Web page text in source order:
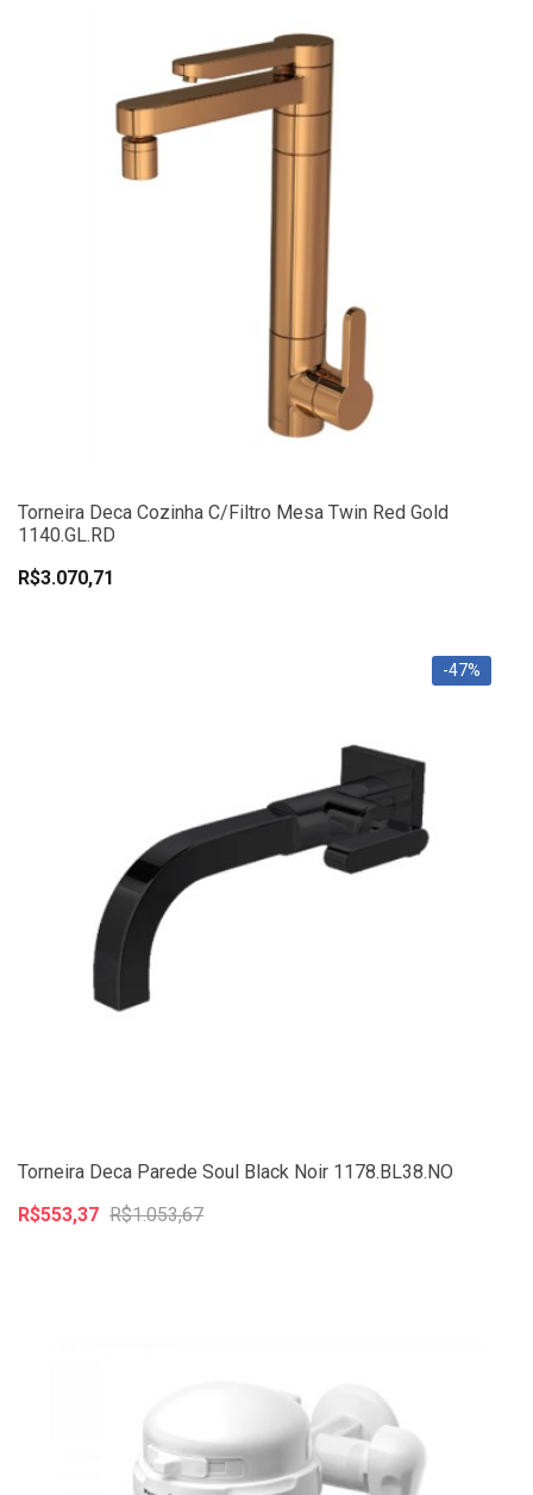
Torneira Deca Cozinha C/Filtro Mesa Twin Red Gold
1140.GL.RD
R$3.070,71
-47%
Torneira Deca Parede Soul Black Noir 1178.BL38.NO
R$553,37 R$1.053,67